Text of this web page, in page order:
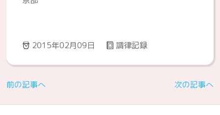
2015年02月09日 調律記録
前の記事へ 次の記事へ